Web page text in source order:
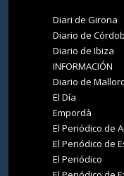
Diari de Girona
Diario de
Diario de Ibiza
INFORMACIÓN
Diario de
El Día
Empordà
El Periódico de
El Periódico de
El Periódico